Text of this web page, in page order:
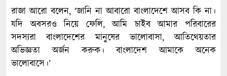
রাজা আরো বলেন, ‘জানি না আবারো বাংলাদেশে আসব কি না।
যদি অবসরও নিয়ে ফেলি, আমি চাইব আমার পরিবারের
সদস্যরা বাংলাদেশের মানুষের ভালোবাসা, আতিথেয়তার
অভিজ্ঞতা অর্জন করুক। বাংলাদেশ আমাকে অনেক
ভালোবাসে।’